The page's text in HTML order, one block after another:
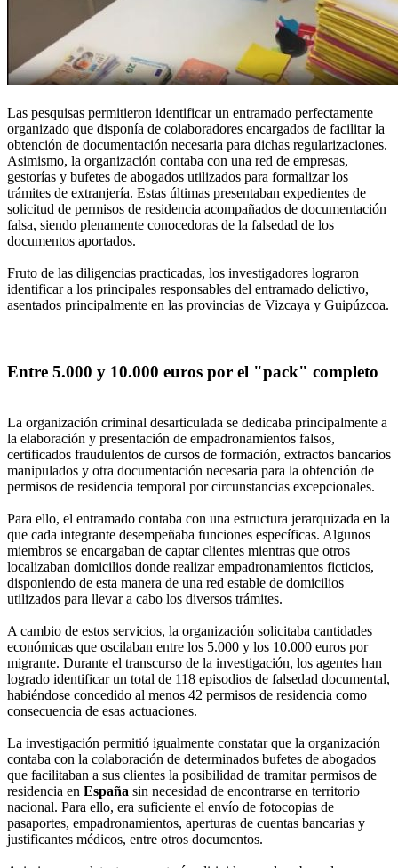
Las pesquisas permitieron identificar un entramado perfectamente
organizado que disponía de colaboradores encargados de facilitar la
obtención de documentación necesaria para dichas regularizaciones.
Asimismo, la organización contaba con una red de empresas,
gestorías y bufetes de abogados utilizados para formalizar los
trámites de extranjería. Estas últimas presentaban expedientes de
solicitud de permisos de residencia acompañados de documentación
falsa, siendo plenamente conocedoras de la falsedad de los
documentos aportados.
Fruto de las diligencias practicadas, los investigadores lograron
identificar a los principales responsables del entramado delictivo,
asentados principalmente en las provincias de Vizcaya y Guipúzcoa.
Entre 5.000 y 10.000 euros por el "pack" completo
La organización criminal desarticulada se dedicaba principalmente a
la elaboración y presentación de empadronamientos falsos,
certificados fraudulentos de cursos de formación, extractos bancarios
manipulados y otra documentación necesaria para la obtención de
permisos de residencia temporal por circunstancias excepcionales.
Para ello, el entramado contaba con una estructura jerarquizada en la
que cada integrante desempeñaba funciones específicas. Algunos
miembros se encargaban de captar clientes mientras que otros
localizaban domicilios donde realizar empadronamientos ficticios,
disponiendo de esta manera de una red estable de domicilios
utilizados para llevar a cabo los diversos trámites.
A cambio de estos servicios, la organización solicitaba cantidades
económicas que oscilaban entre los 5.000 y los 10.000 euros por
migrante. Durante el transcurso de la investigación, los agentes han
logrado identificar un total de 118 episodios de falsedad documental,
habiéndose concedido al menos 42 permisos de residencia como
consecuencia de esas actuaciones.
La investigación permitió igualmente constatar que la organización
contaba con la colaboración de determinados bufetes de abogados
que facilitaban a sus clientes la posibilidad de tramitar permisos de
residencia en España sin necesidad de encontrarse en territorio
nacional. Para ello, era suficiente el envío de fotocopias de
pasaportes, empadronamientos, aperturas de cuentas bancarias y
justificantes médicos, entre otros documentos.